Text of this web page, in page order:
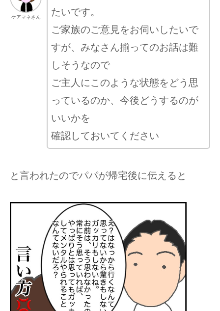
ケアマネさん
たいです。
ご家族のご意見をお伺いしたいで
すが、みなさん揃ってのお話は難
しそうなので
ご主人にこのような状態をどう思
っているのか、今後どうするのが
いいかを
確認しておいてください
と言われたのでパパが帰宅後に伝えると